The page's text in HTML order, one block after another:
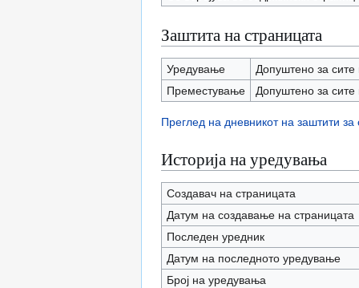
Заштита на страницата
Уредување
Допуштено за сите
Преместување
Допуштено за сите
Преглед на дневникот на заштити за
Историја на уредувања
Создавач на страницата
Датум на создавање на страницата
Последен уредник
Датум на последното уредување
Број на уредувања